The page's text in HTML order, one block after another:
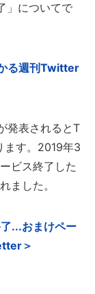
」についてで
る週刊Twitter
発表されるとT
ます。2019年3
ビス終了した
ました。
...おまけペー
＞